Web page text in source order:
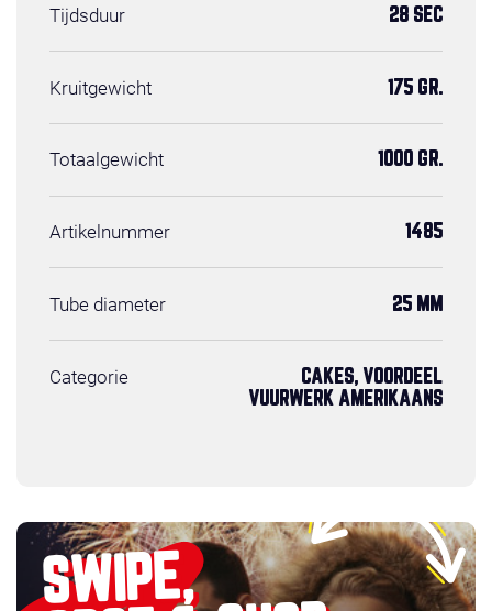
Tijdsduur 28 SEC
Kruitgewicht 175 GR.
Totaalgewicht 1000 GR.
Artikelnummer 1485
Tube diameter 25 MM
Categorie
CAKES, VOORDEEL
VUURWERK AMERIKAANS
SWIPE,